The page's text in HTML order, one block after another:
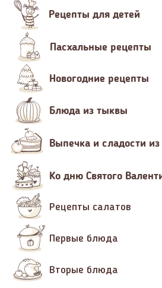
Рецепты для детей
Пасхальные рецепты
Новогодние рецепты
Блюда из тыквы
Выпечка и сладости из
Ко дню Святого
Рецепты салатов
Первые блюда
Вторые блюда